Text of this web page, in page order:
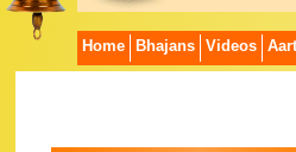
Home Bhajans Videos